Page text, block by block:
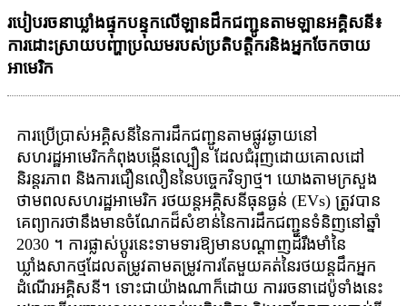
របៀប​រចនា​ឃ្លាំង​ផ្ទុក​បន្ទុក​លើ​ឡាន​ដឹក​ជញ្ជូន​តាម​ឡាន​អគ្គិសនី៖
ការ​ដោះស្រាយ​បញ្ហា​ប្រឈម​របស់​ប្រតិបត្តិករ​និង​អ្នក​ចែកចាយ​
អាមេរិក
ការប្រើប្រាស់អគ្គិសនីនៃការដឹកជញ្ជូនតាមផ្លូវឆ្ងាយនៅ
សហរដ្ឋអាមេរិកកំពុងបង្កើនល្បឿន ដែលជំរុញដោយគោលដៅ
និរន្តរភាព និងការជឿនលឿននៃបច្ចេកវិទ្យាថ្ម។ យោងតាមក្រសួង
ថាមពលសហរដ្ឋអាមេរិក រថយន្តអគ្គិសនីធុនធ្ងន់ (EVs) ត្រូវបាន
គេព្យាករថានឹងមានចំណែកដ៏សំខាន់នៃការដឹកជញ្ជូនទំនិញនៅឆ្នាំ
2030 ។ ការផ្លាស់ប្តូរនេះទាមទារឱ្យមានបណ្តាញដ៏រឹងមាំនៃ
ឃ្លាំងសាកថ្មដែលតម្រូវតាមតម្រូវការតែមួយគត់នៃរថយន្តដឹកអ្នក
ដំណើរអគ្គិសនី។ ទោះជាយ៉ាងណាក៏ដោយ ការរចនាដេប៉ូទាំងនេះ